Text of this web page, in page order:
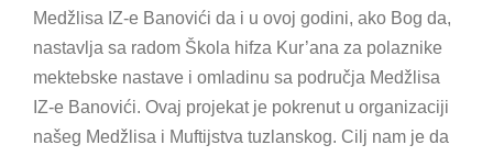
Medžlisa IZ-e Banovići da i u ovoj godini, ako Bog da,
nastavlja sa radom Škola hifza Kur’ana za polaznike
mektebske nastave i omladinu sa područja Medžlisa
IZ-e Banovići. Ovaj projekat je pokrenut u organizaciji
našeg Medžlisa i Muftijstva tuzlanskog. Cilj nam je da